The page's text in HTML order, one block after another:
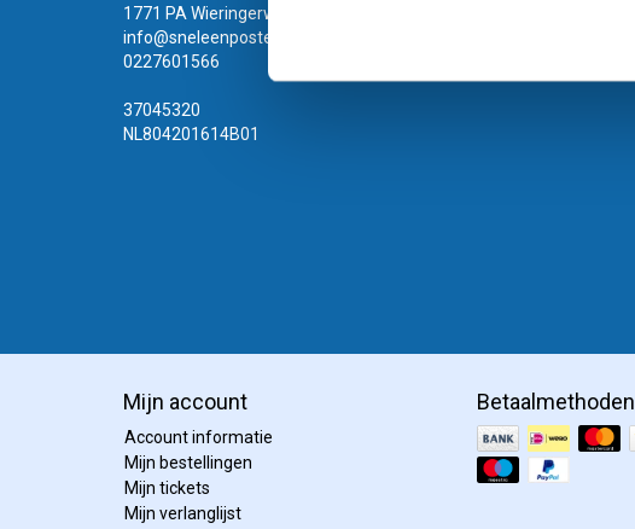
1771 PA Wieringerwerf
info@sneleenposter.nl
0227601566
37045320
NL804201614B01
Mijn account
Account informatie
Mijn bestellingen
Mijn tickets
Mijn verlanglijst
Betaalmethoden